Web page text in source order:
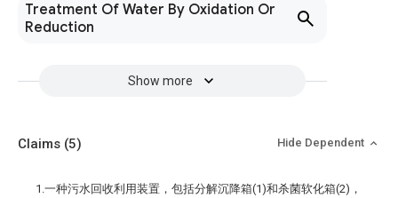
Treatment Of Water By Oxidation Or
Reduction
Show more
Claims (5) Hide Dependent
1.一种污水回收利用装置，包括分解沉降箱(1)和杀菌软化箱(2)，